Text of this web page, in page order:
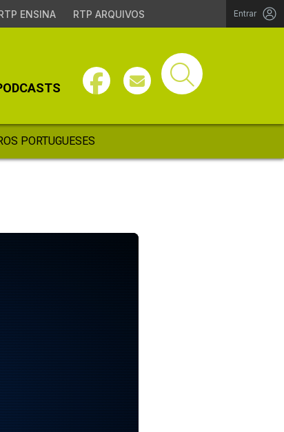
ENSINA RTP ARQUIVOS Entrar
PORTUGUESES